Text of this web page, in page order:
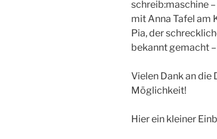
schreib:maschine
mit Anna Tafel am
Pia, der
bekannt gemacht
Vielen Dank an die
Möglichkeit!
Hier ein kleiner